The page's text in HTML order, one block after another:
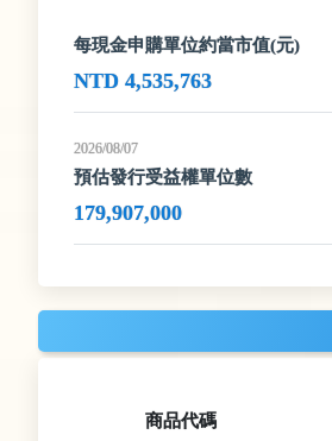
每現金申購單位約當市值(元)
NTD 4,535,763
2026/08/07
預估發行受益權單位數
179,907,000
商品代碼